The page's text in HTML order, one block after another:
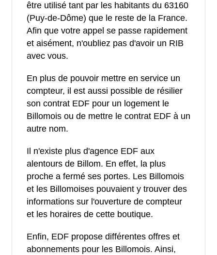
être utilisé tant par les habitants du 63160
(Puy-de-Dôme) que le reste de la France.
Afin que votre appel se passe rapidement
et aisément, n'oubliez pas d'avoir un RIB
avec vous.
En plus de pouvoir mettre en service un
compteur, il est aussi possible de résilier
son contrat EDF pour un logement le
Billomois ou de mettre le contrat EDF à un
autre nom.
Il n'existe plus d'agence EDF aux
alentours de Billom. En effet, la plus
proche a fermé ses portes. Les Billomois
et les Billomoises pouvaient y trouver des
informations sur l'ouverture de compteur
et les horaires de cette boutique.
Enfin, EDF propose différentes offres et
abonnements pour les Billomois. Ainsi,